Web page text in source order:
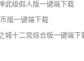
武级假人版一键端下载
版一键端下载
城十二宫综合版一键端下